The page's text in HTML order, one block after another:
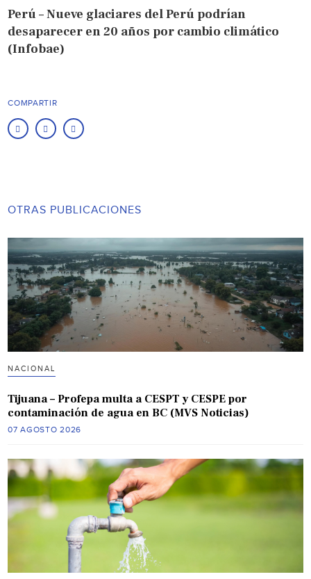
Perú – Nueve glaciares del Perú podrían
desaparecer en 20 años por cambio climático
(Infobae)
COMPARTIR
OTRAS PUBLICACIONES
NACIONAL
Tijuana – Profepa multa a CESPT y CESPE por
contaminación de agua en BC (MVS Noticias)
07 AGOSTO 2026